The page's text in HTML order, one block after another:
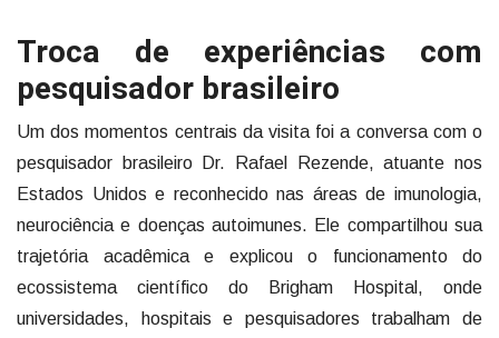
Troca de experiências com
pesquisador brasileiro
Um dos momentos centrais da visita foi a conversa com o
pesquisador brasileiro Dr. Rafael Rezende, atuante nos
Estados Unidos e reconhecido nas áreas de imunologia,
neurociência e doenças autoimunes. Ele compartilhou sua
trajetória acadêmica e explicou o funcionamento do
ecossistema científico do Brigham Hospital, onde
universidades, hospitais e pesquisadores trabalham de